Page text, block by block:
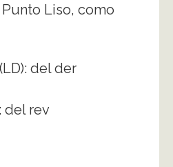
Liso, como
del der
del rev